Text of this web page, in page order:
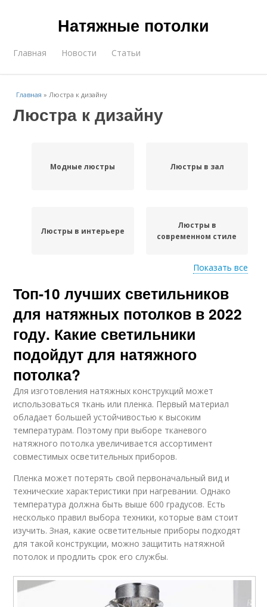
Натяжные потолки
Главная Новости Статьи
Главная »Люстра к дизайну
Люстра к дизайну
Модные люстры Люстры в зал
Люстры в интерьере
Люстры в
современном стиле
Белая люстра Современные люстры
Люстры в
классическом стиле
Люстры в стиле
Показать все
Топ-10 лучших светильников
для натяжных потолков в 2022
году. Какие светильники
подойдут для натяжного
потолка?
Для изготовления натяжных конструкций может
использоваться ткань или пленка. Первый материал
обладает большей устойчивостью к высоким
температурам. Поэтому при выборе тканевого
натяжного потолка увеличивается ассортимент
совместимых осветительных приборов.
Пленка может потерять свой первоначальный вид и
технические характеристики при нагревании. Однако
температура должна быть выше 600 градусов. Есть
несколько правил выбора техники, которые вам стоит
изучить. Зная, какие осветительные приборы подходят
для такой конструкции, можно защитить натяжной
потолок и продлить срок его службы.